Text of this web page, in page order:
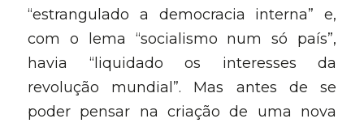
“estrangulado a democracia interna” e,
com o lema “socialismo num só país”,
havia “liquidado os interesses da
revolução mundial”. Mas antes de se
poder pensar na criação de uma nova